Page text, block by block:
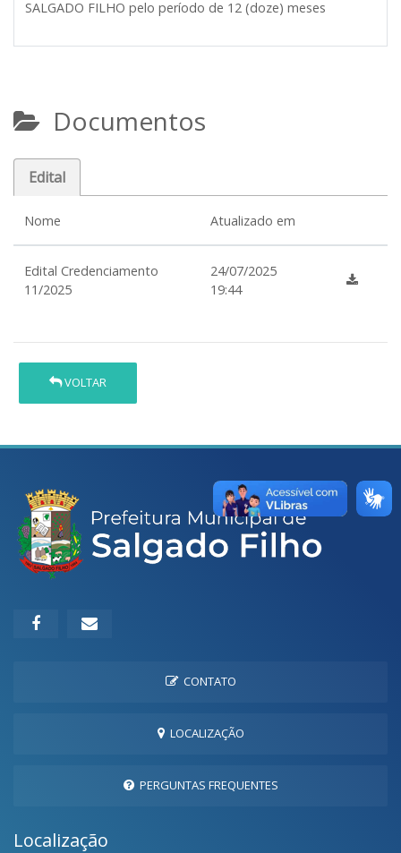
SALGADO FILHO pelo período de 12 (doze) meses
Documentos
Edital
Nome Atualizado em
Edital Credenciamento
11/2025
24/07/2025
19:44
VOLTAR
CONTATO
LOCALIZAÇÃO
PERGUNTAS FREQUENTES
Localização